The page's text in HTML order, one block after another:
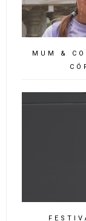
MUM &